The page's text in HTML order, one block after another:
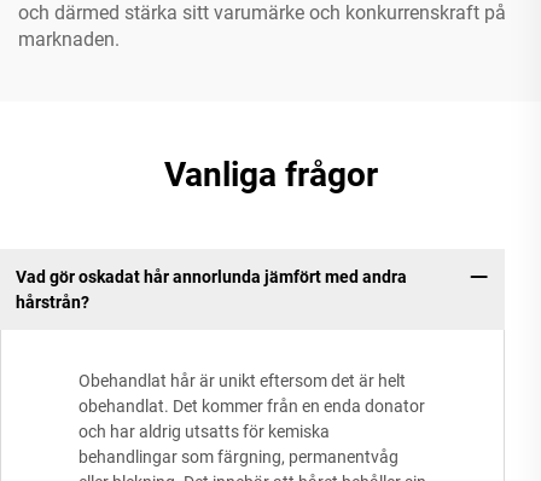
och därmed stärka sitt varumärke och konkurrenskraft på
marknaden.
Vanliga frågor
Vad gör oskadat hår annorlunda jämfört med andra
hårstrån?
Obehandlat hår är unikt eftersom det är helt
obehandlat. Det kommer från en enda donator
och har aldrig utsatts för kemiska
behandlingar som färgning, permanentvåg